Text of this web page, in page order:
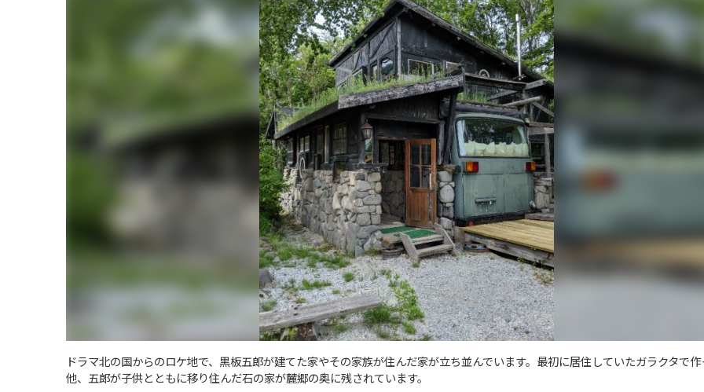
ドラマ北の国からのロケ地で、黒板五郎が建てた家やその家族が住んだ家が立ち並んでいます。最初に居住していたガラクタで
他、五郎が子供とともに移り住んだ石の家が麓郷の奥に残されています。